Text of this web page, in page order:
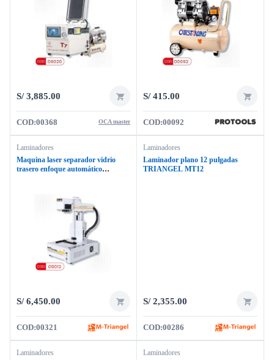
S/3,885.00
COD:00368 OCA master
S/415.00
COD:00092
Laminadores
Maquina laser separador vidrio
trasero enfoque automático
S/6,450.00
COD:00321
Laminadores
Laminador plano 12 pulgadas
TRIANGEL MT12
S/2,355.00
COD:00286
Laminadores
Laminadores